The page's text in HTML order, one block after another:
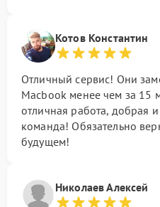
Котов Константин
Отличный сервис! Они
Macbook менее чем за 15
отличная работа, добрая
команда! Обязательно
будущем!
Николаев Алексей